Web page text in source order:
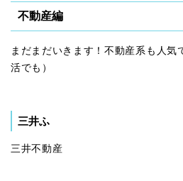
不動産編
まだまだいきます！不動産系も人気
活でも）
三井ふ
三井不動産